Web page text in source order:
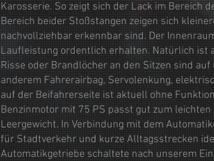
Karosserie. So zeigt sich der Lack im Bereich
Bereich beider Stoßstangen zeigen sich
nachvollziehbar erkennbar sind. Der
Laufleistung ordentlich erhalten. Natürlich ist
Risse oder Brandlöcher an den Sitzen sind
anderem Fahrerairbag, Servolenkung,
auf der Beifahrerseite ist aktuell ohne
Benzinmotor mit 75 PS passt gut zum
Leergewicht. In Verbindung mit dem
für Stadtverkehr und kurze Alltagsstrecken
Automatikgetriebe schaltete nach unserem